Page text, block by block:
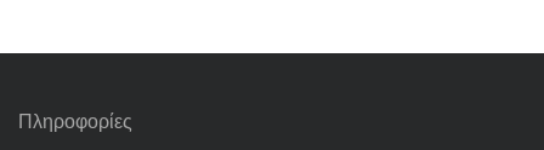
Πληροφορίες